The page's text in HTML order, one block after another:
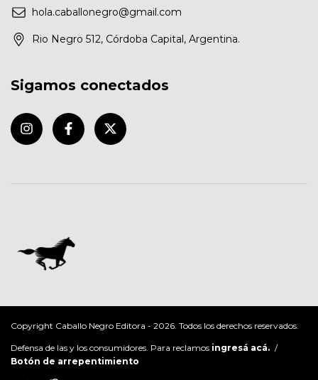
hola.caballonegro@gmail.com
Rio Negro 512, Córdoba Capital, Argentina.
Sigamos conectados
Copyright Caballo Negro Editora - 2026. Todos los derechos reservados.
Defensa de las y los consumidores. Para reclamos ingresá acá. /
Botón de arrepentimiento